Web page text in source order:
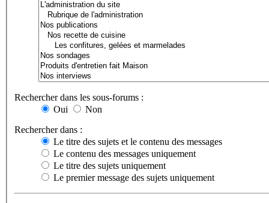
Rechercher dans les sous-forums :
Oui
Non
Rechercher dans :
Le titre des sujets et le contenu des messages
Le contenu des messages uniquement
Le titre des sujets uniquement
Le premier message des sujets uniquement